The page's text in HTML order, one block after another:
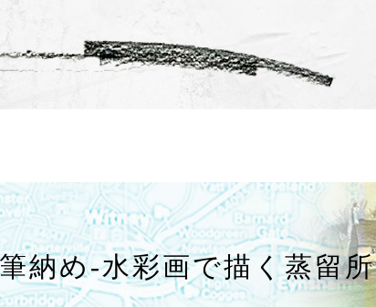
納め-水彩画で描く蒸留所